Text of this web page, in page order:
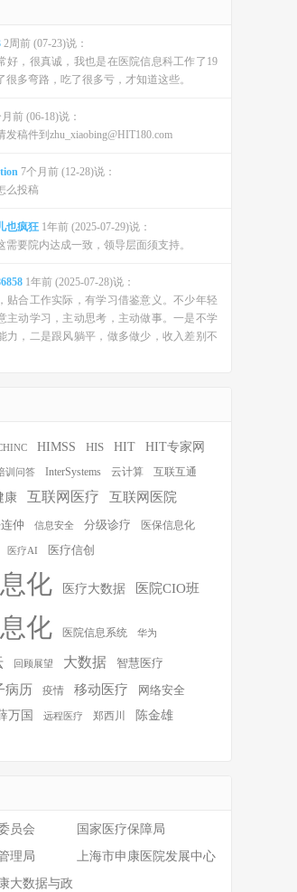
2周前 (07-23)说：
好，很真诚，我也是在医院信息科工作了19
很多弯路，吃了很多亏，才知道这些。
前 (06-18)说：
发稿件到zhu_xiaobing@HIT180.com
7个月前 (12-28)说：
么投稿
也疯狂 1年前 (2025-07-29)说：
需要院内达成一致，领导层面须支持。
1年前 (2025-07-28)说：
贴合工作实际，有学习借鉴意义。不少年轻
主动学习，主动思考，主动做事。一是不学
力，二是跟风躺平，做多做少，收入差别不
HIMSS HIS HIT HIT专家网
训问答 InterSystems 云计算 互联互通
康 互联网医疗 互联网医院
仲 信息安全 分级诊疗 医保信息化
医疗AI 医疗信创
化 医疗大数据 医院CIO班
化 医院信息系统 华为
回顾展望 大数据 智慧医疗
病历 疫情 移动医疗
网络安全
万国 远程医疗 郑西川 陈金雄
员会
国家医疗保障局
理局
上海市申康医院发展中心
大数据与政